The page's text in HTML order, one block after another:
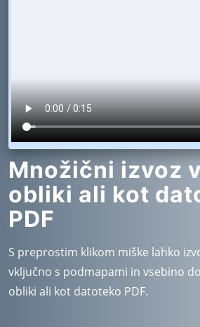
Množični izvoz
obliki ali kot
PDF
S preprostim klikom miške lahko
vključno s podmapami in vsebino
obliki ali kot datoteko PDF.